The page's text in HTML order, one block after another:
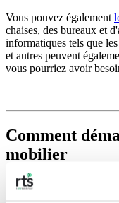
Vous pouvez également
chaises, des bureaux et
informatiques tels que
et autres peuvent
vous pourriez avoir
Comment
mobilier
Louer ou acheter
? C'est